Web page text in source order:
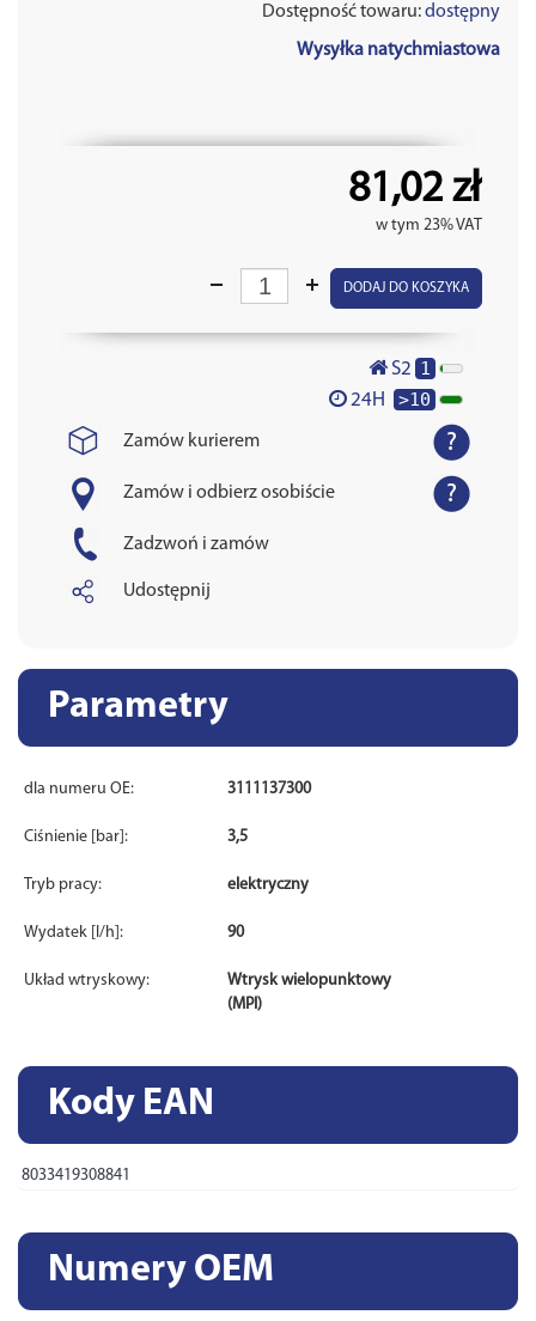
Dostępność towaru:dostępny
Wysyłka natychmiastowa
81,02 zł
w tym 23% VAT
DODAJ DO KOSZYKA
S2 1
24H >10
Zamów kurierem
Zamów i odbierz osobiście
Zadzwoń i zamów
Udostępnij
Parametry
dla numeru OE: 3111137300
Ciśnienie [bar]: 3,5
Tryb pracy: elektryczny
Wydatek [l/h]: 90
Układ wtryskowy:
Wtrysk wielopunktowy
(MPI)
Kody EAN
8033419308841
Numery OEM